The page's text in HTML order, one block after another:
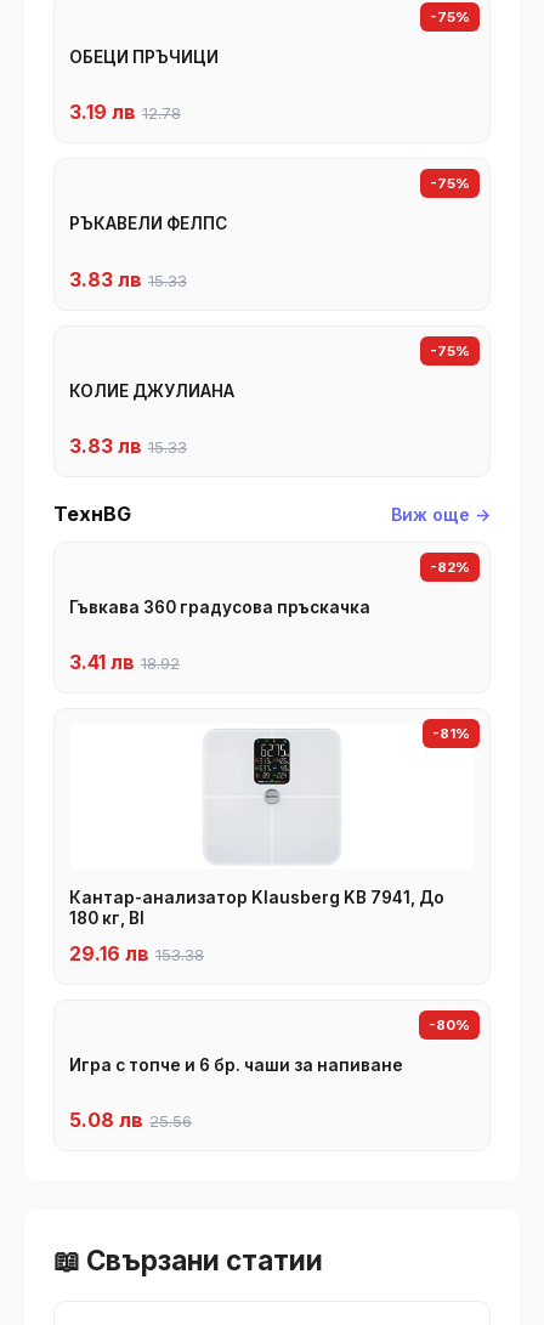
-75%
ОБЕЦИ ПРЪЧИЦИ
3.19 лв 12.78
-75%
РЪКАВЕЛИ ФЕЛПС
3.83 лв 15.33
-75%
КОЛИЕ ДЖУЛИАНА
3.83 лв 15.33
ТехнBG Виж още →
-82%
Гъвкава 360 градусова пръскачка
3.41 лв 18.92
-81%
Кантар-анализатор Klausberg KB 7941, До
180 кг, BI
29.16 лв 153.38
-80%
Игра с топче и 6 бр. чаши за напиване
5.08 лв 25.56
📖 Свързани статии